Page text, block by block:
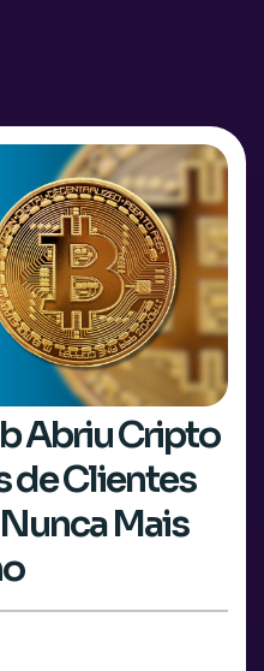
Abriu Cripto
de Clientes
Mais